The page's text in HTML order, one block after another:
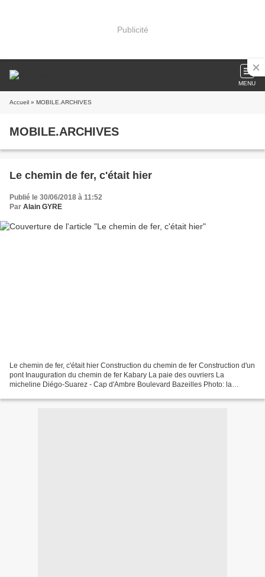
Publicité
MENU
Accueil » MOBILE.ARCHIVES
MOBILE.ARCHIVES
Le chemin de fer, c'était hier
Publié le 30/06/2018 à 11:52
Par Alain GYRE
Le chemin de fer, c'était hier Construction du chemin de fer Construction d'un
pont Inauguration du chemin de fer Kabary La paie des ouvriers La
micheline Diégo-Suarez - Cap d'Ambre Boulevard Bazeilles Photo: la